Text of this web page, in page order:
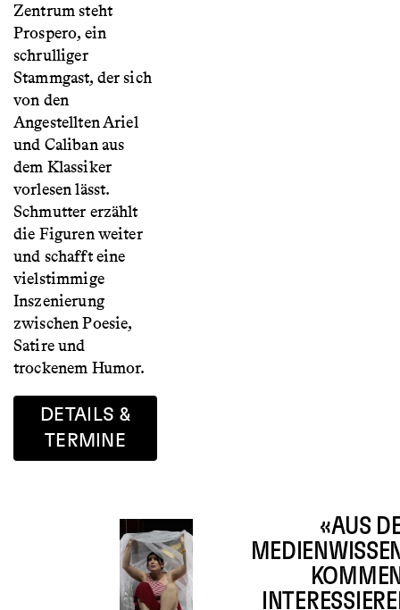
Zentrum steht
Prospero, ein
schrulliger
Stammgast, der sich
von den
Angestellten Ariel
und Caliban aus
dem Klassiker
vorlesen lässt.
Schmutter erzählt
die Figuren weiter
und schafft eine
vielstimmige
Inszenierung
zwischen Poesie,
Satire und
trockenem Humor.
DETAILS &
TERMINE
«AUS